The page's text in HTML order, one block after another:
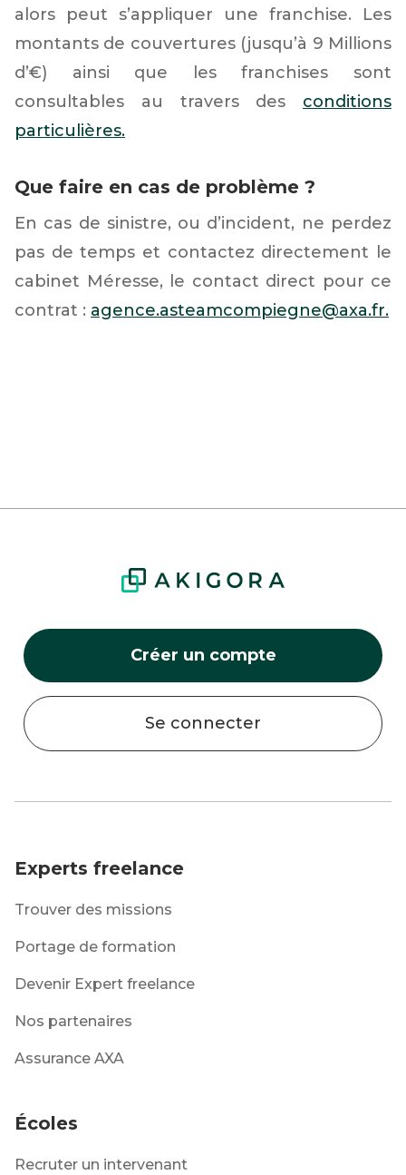
alors peut s’appliquer une franchise. Les
montants de couvertures (jusqu’à 9 Millions
d’€) ainsi que les franchises sont
consultables au travers des conditions
particulières.
Que faire en cas de problème ?
En cas de sinistre, ou d’incident, ne perdez
pas de temps et contactez directement le
cabinet Méresse, le contact direct pour ce
contrat : agence.asteamcompiegne@axa.fr.
Créer un compte
Se connecter
Experts freelance
Trouver des missions
Portage de formation
Devenir Expert freelance
Nos partenaires
Assurance AXA
Écoles
Recruter un intervenant